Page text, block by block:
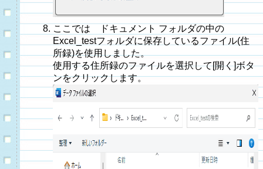
ここでは ドキュメント フォルダの中の
Excel_testフォルダに保存しているファイル(住
所録)を使用しました。
使用する住所録のファイルを選択して[開く]ボタ
ンをクリックします。